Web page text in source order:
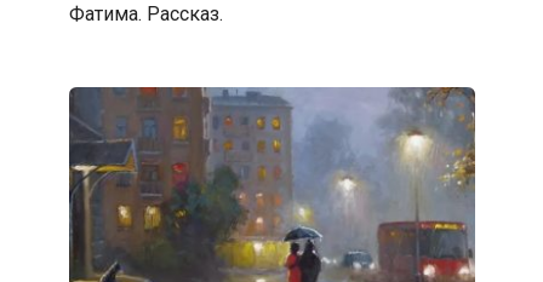
Фатима. Рассказ.